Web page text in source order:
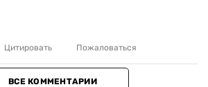
Цитировать Пожаловаться
ВСЕ КОММЕНТАРИИ